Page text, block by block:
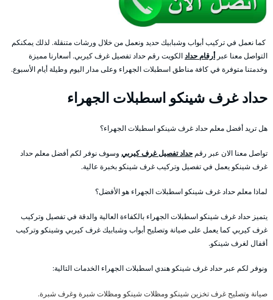
كما نعمل في تركيب أبواب وشبابيك حديد ونعمل من خلال ورشات متنقلة. لذلك يمكنكم
التواصل معنا عبرأرقام حدادالكويت رقم حداد تفصيل غرف كيربي. أسعارنا مميزة
وخدمتنا متوفرة في كافة مناطق اسطبلات الجهراء وعلى مدار اليوم وطيلة أيام الأسبوع.
حداد غرف شينكو اسطبلات الجهراء
هل تريد أفضل معلم حداد غرف شينكو اسطبلات الجهراء؟
تواصل معنا الان عبر رقم حداد تفصيل غرف كيربي وسوف نوفر لكم أفضل معلم حداد
غرف شينكو يعمل في تفصيل وتركيب غرف شينكو بخبرة عالية.
لماذا معلم حداد غرف شينكو اسطبلات الجهراء هو الأفضل؟
يتميز حداد غرف شينكو اسطبلات الجهراء بالكفاءة العالية والدقة في تفصيل وتركيب
غرف كيربي كما يعمل على صيانة وتصليح أبواب وشبابيك غرف كيربي وشينكو وتركيب
أقفال لغرف شينكو.
ونوفر لكم عبر حداد غرف شينكو هندي اسطبلات الجهراء الخدمات التالية:
صيانة وتصليح غرف تخزين شينكو ومظلات شينكو ومظلات شبرة وغرف شبرة.